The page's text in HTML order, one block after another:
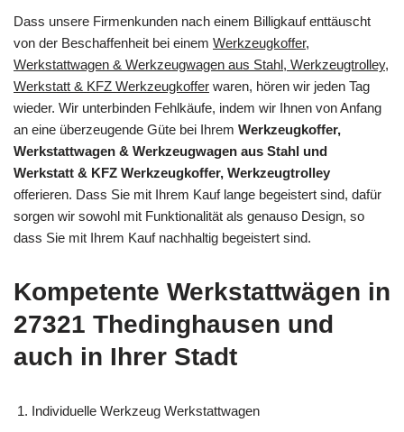
Dass unsere Firmenkunden nach einem Billigkauf enttäuscht
von der Beschaffenheit bei einem Werkzeugkoffer,
Werkstattwagen & Werkzeugwagen aus Stahl, Werkzeugtrolley,
Werkstatt & KFZ Werkzeugkoffer waren, hören wir jeden Tag
wieder. Wir unterbinden Fehlkäufe, indem wir Ihnen von Anfang
an eine überzeugende Güte bei Ihrem Werkzeugkoffer,
Werkstattwagen & Werkzeugwagen aus Stahl und
Werkstatt & KFZ Werkzeugkoffer, Werkzeugtrolley
offerieren. Dass Sie mit Ihrem Kauf lange begeistert sind, dafür
sorgen wir sowohl mit Funktionalität als genauso Design, so
dass Sie mit Ihrem Kauf nachhaltig begeistert sind.
Kompetente Werkstattwägen in
27321 Thedinghausen und
auch in Ihrer Stadt
Individuelle Werkzeug Werkstattwagen